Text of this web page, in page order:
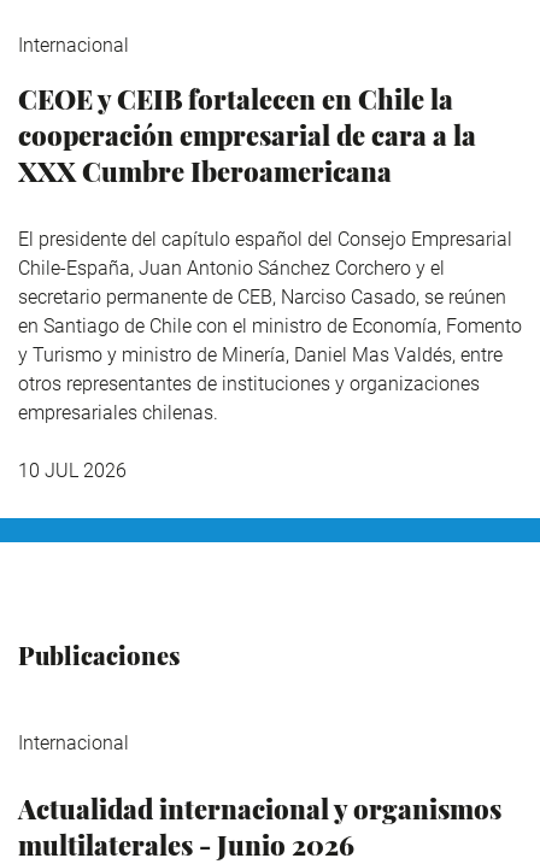
Internacional
CEOE y CEIB fortalecen en Chile la
cooperación empresarial de cara a la
XXX Cumbre Iberoamericana
El presidente del capítulo español del Consejo Empresarial
Chile-España, Juan Antonio Sánchez Corchero y el
secretario permanente de CEB, Narciso Casado, se reúnen
en Santiago de Chile con el ministro de Economía, Fomento
y Turismo y ministro de Minería, Daniel Mas Valdés, entre
otros representantes de instituciones y organizaciones
empresariales chilenas.
10 JUL 2026
Publicaciones
Internacional
Actualidad internacional y organismos
multilaterales - Junio 2026